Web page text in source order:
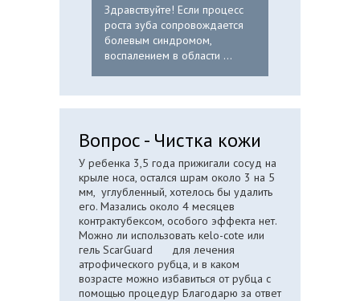
Здравствуйте! Если процесс
роста зуба сопровождается
болевым синдромом,
воспалением в области ...
Вопрос - Чистка кожи
У ребенка 3,5 года прижигали сосуд на
крыле носа, остался шрам около 3 на 5
мм, углубленный, хотелось бы удалить
его. Мазались около 4 месяцев
контрактубексом, особого эффекта нет.
Можно ли использовать кеlo-cote или
гель ScarGuard для лечения
атрофического рубца, и в каком
возрасте можно избавиться от рубца с
помощью процедур Благодарю за ответ